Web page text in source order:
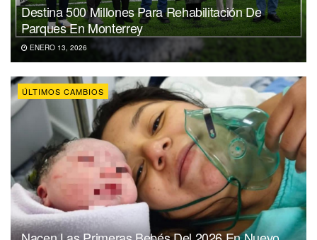
Destina 500 Millones Para Rehabilitación De
Parques En Monterrey
ENERO 13, 2026
ÚLTIMOS CAMBIOS